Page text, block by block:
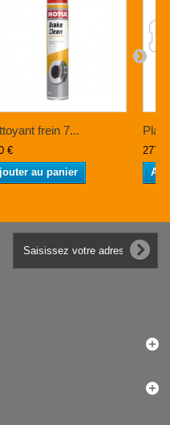
frein 7...
€
au panier